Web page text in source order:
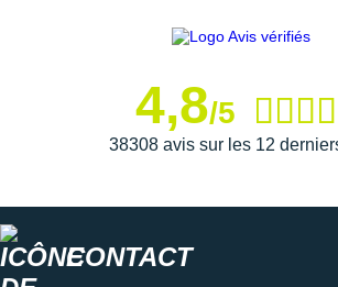
4,8/5
38308 avis sur les 12
CONTACT